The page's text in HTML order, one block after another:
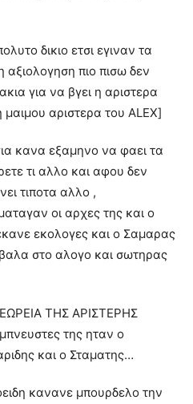
δικιο ετσι εγιναν τα
πιο πισω δεν
για να βγει η αριστερα
αριστερα του ΑLEX]
κανα εξαμηνο να φαει τα
τι αλλο και αφου δεν
τιποτα αλλο ,
οι αρχες της και ο
εκολογες και ο Σαμαρας
στο αλογο και σωτηρας
ΤΗΣ ΑΡΙΣΤΕΡΗΣ
της ηταν ο
και ο Σταματης…
κανανε μπουρδελο την